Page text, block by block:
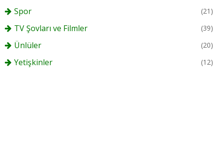
Spor (21)
TV Şovları ve Filmler (39)
Ünlüler (20)
Yetişkinler (12)